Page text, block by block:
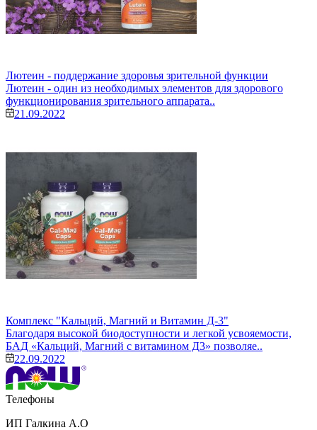
Лютеин - поддержание здоровья зрительной функции
Лютеин - один из необходимых элементов для здорового
функционирования зрительного аппарата..
21.09.2022
Комплекс "Кальций, Магний и Витамин Д-3"
Благодаря высокой биодоступности и легкой усвояемости,
БАД «Кальций, Магний с витамином Д3» позволяе..
22.09.2022
Телефоны
ИП Галкина А.О